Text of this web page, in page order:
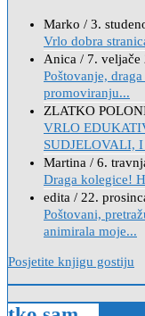
Marko / 3.
Vrlo dobra
Anica / 7. veljače
Poštovanje,
promoviranju...
ZLATKO
VRLO
SUDJELOVALI,
Martina / 6.
Draga kolegice!
edita / 22.
Poštovani,
animirala moje...
Posjetite knjigu gostiju